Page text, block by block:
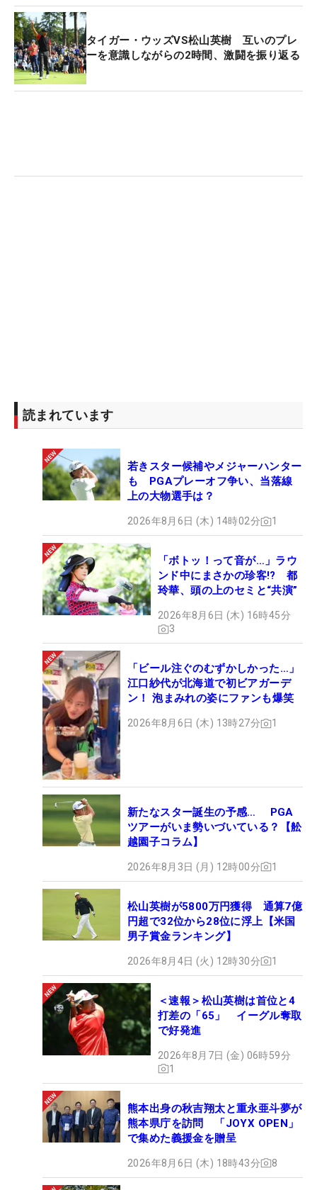
大会には注目していた。USA TODAYのスティーブ・
ディメグリオ氏もそのひとり。「すばらしい大会。
お世辞抜きに米本土以外の海外試合のなかでもトッ
プクラス」と話した。
タイガー・ウッズVS松山英樹 互いのプレ
ーを意識しながらの2時間、激闘を振り返る
読まれています
若きスター候補やメジャーハンター
も PGAプレーオフ争い、当落線
上の大物選手は？
2026年8月6日 (木) 14時02分 1
「ボトッ！って音が…」ラウ
ンド中にまさかの珍客!? 都
玲華、頭の上のセミと“共演”
2026年8月6日 (木) 16時45分
3
「ビール注ぐのむずかしかった…」
江口紗代が北海道で初ビアガーデ
ン！ 泡まみれの姿にファンも爆笑
2026年8月6日 (木) 13時27分 1
新たなスター誕生の予感… PGA
ツアーがいま勢いづいている？【舩
越園子コラム】
2026年8月3日 (月) 12時00分 1
松山英樹が5800万円獲得 通算7億
円超で32位から28位に浮上【米国
男子賞金ランキング】
2026年8月4日 (火) 12時30分 1
＜速報＞松山英樹は首位と4
打差の「65」 イーグル奪取
で好発進
2026年8月7日 (金) 06時59分
1
熊本出身の秋吉翔太と重永亜斗夢が
熊本県庁を訪問 「JOYX OPEN」
で集めた義援金を贈呈
2026年8月6日 (木) 18時43分 8